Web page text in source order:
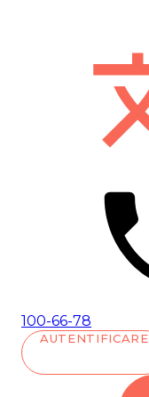
100-66-78
AUTENTIFICARE